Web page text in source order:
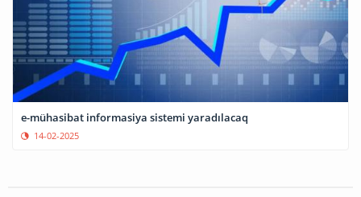
e-mühasibat informasiya sistemi yaradılacaq
14-02-2025